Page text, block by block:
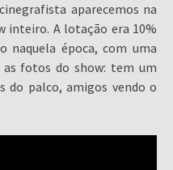
aparecemos na
inteiro. A lotação era 10%
naquela época, com uma
fotos do show: tem um
do palco, amigos vendo o